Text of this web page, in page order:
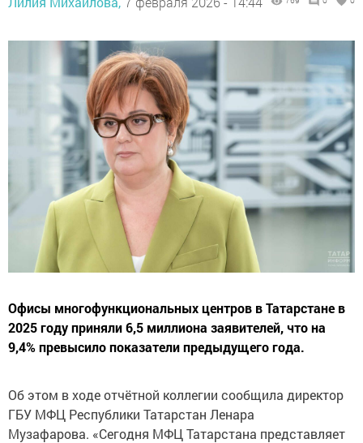
Офисы многофункциональных центров в Татарстане в
2025 году приняли 6,5 миллиона заявителей, что на
9,4% превысило показатели предыдущего года.
Об этом в ходе отчётной коллегии сообщила директор
ГБУ МФЦ Республики Татарстан Ленара
Музафарова. «Сегодня МФЦ Татарстана представляет